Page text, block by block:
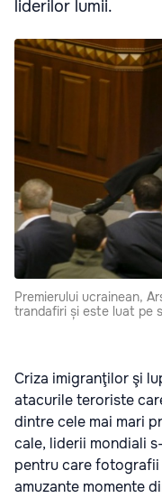
liderilor lumii.
Premierului ucrainean,
trandafiri și este luat pe
Criza imigranţilor şi
atacurile teroriste
dintre cele mai mari
cale, liderii mondiali
pentru care fotografii
amuzante momente